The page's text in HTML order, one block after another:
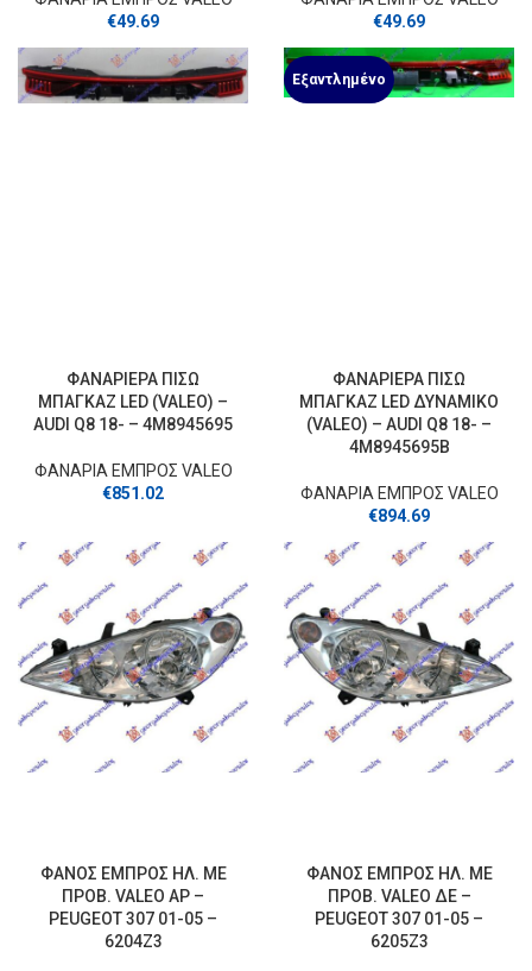
€49.69
€49.69
ΦΑΝΑΡΙΕΡΑ ΠΙΣΩ
ΜΠΑΓΚΑΖ LED (VALEO) –
AUDI Q8 18- – 4M8945695
ΦΑΝΑΡΙΑ ΕΜΠΡΟΣ VALEO
€851.02
Εξαντλημένο
ΦΑΝΑΡΙΕΡΑ ΠΙΣΩ
ΜΠΑΓΚΑΖ LED ΔΥΝΑΜΙΚΟ
(VALEO) – AUDI Q8 18- –
4M8945695B
ΦΑΝΑΡΙΑ ΕΜΠΡΟΣ VALEO
€894.69
ΦΑΝΟΣ EΜΠΡΟΣ ΗΛ. ΜΕ
ΠΡΟΒ. VALEO ΑΡ –
PEUGEOT 307 01-05 –
6204Z3
ΦΑΝΟΣ EΜΠΡΟΣ ΗΛ. ΜΕ
ΠΡΟΒ. VALEO ΔΕ –
PEUGEOT 307 01-05 –
6205Z3